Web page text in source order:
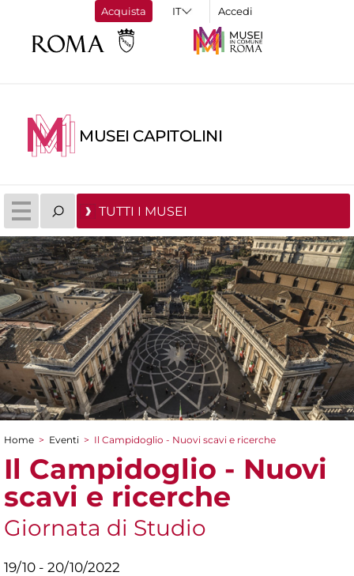
Acquista Accedi
MUSEI CAPITOLINI
TUTTI I MUSEI
Tu sei qui
Home > Eventi > Il Campidoglio - Nuovi scavi e ricerche
Il Campidoglio - Nuovi
scavi e ricerche
Giornata di Studio
19/10 - 20/10/2022